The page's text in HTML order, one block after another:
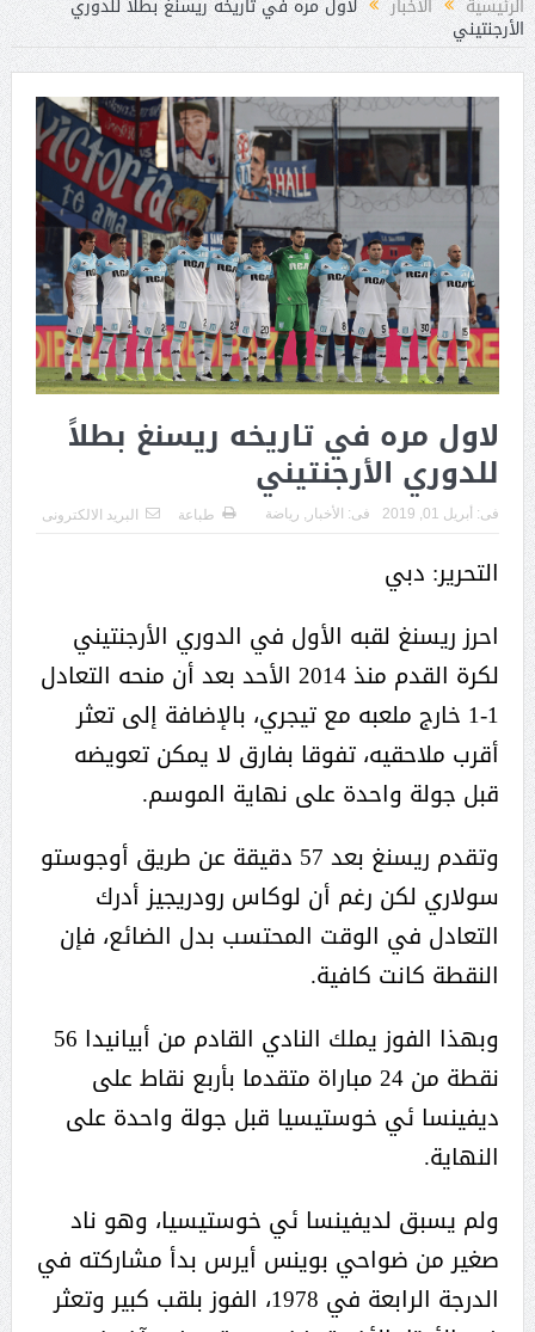
الأرجنتيني
لاول مره في تاريخه ريسنغ بطلاً
للدوري الأرجنتيني
فى: أبريل 01, 2019 فى: الأخبار , رياضة طباعة البريد الالكترونى
التحرير: دبي
احرز ريسنغ لقبه الأول في الدوري الأرجنتيني
لكرة القدم منذ 2014 الأحد بعد أن منحه التعادل
1-1 خارج ملعبه مع تيجري، بالإضافة إلى تعثر
أقرب ملاحقيه، تفوقا بفارق لا يمكن تعويضه
قبل جولة واحدة على نهاية الموسم.
وتقدم ريسنغ بعد 57 دقيقة عن طريق أوجوستو
سولاري لكن رغم أن لوكاس رودريجيز أدرك
التعادل في الوقت المحتسب بدل الضائع، فإن
النقطة كانت كافية.
وبهذا الفوز يملك النادي القادم من أبيانيدا 56
نقطة من 24 مباراة متقدما بأربع نقاط على
ديفينسا ئي خوستيسيا قبل جولة واحدة على
النهاية.
ولم يسبق لديفينسا ئي خوستيسيا، وهو ناد
صغير من ضواحي بوينس أيرس بدأ مشاركته في
الدرجة الرابعة في 1978، الفوز بلقب كبير وتعثر